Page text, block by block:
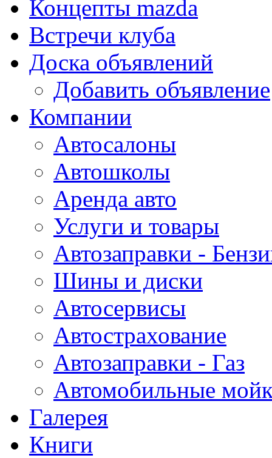
Концепты mazda
Встречи клуба
Доска объявлений
Добавить объявление
Компании
Автосалоны
Автошколы
Аренда авто
Услуги и товары
Автозаправки -
Шины и диски
Автосервисы
Автострахование
Автозаправки - Газ
Автомобильные
Галерея
Книги